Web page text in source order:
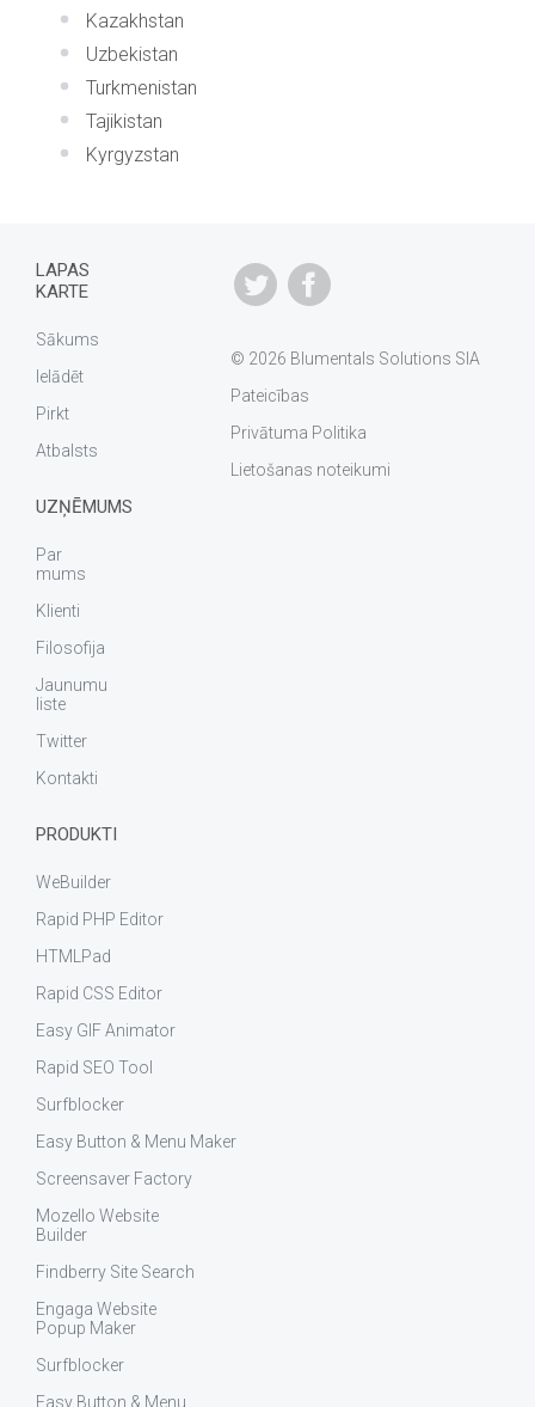
Kazakhstan
Uzbekistan
Turkmenistan
Tajikistan
Kyrgyzstan
© 2026 Blumentals Solutions SIA
Pateicības
Privātuma Politika
Lietošanas noteikumi
LAPAS
KARTE
Sākums
Ielādēt
Pirkt
Atbalsts
UZŅĒMUMS
Par
mums
Klienti
Filosofija
Jaunumu
liste
Twitter
Kontakti
PRODUKTI
WeBuilder
Rapid PHP Editor
HTMLPad
Rapid CSS Editor
Easy GIF Animator
Rapid SEO Tool
Surfblocker
Easy Button & Menu Maker
Screensaver Factory
Mozello Website
Builder
Findberry Site Search
Engaga Website
Popup Maker
Surfblocker
Easy Button & Menu